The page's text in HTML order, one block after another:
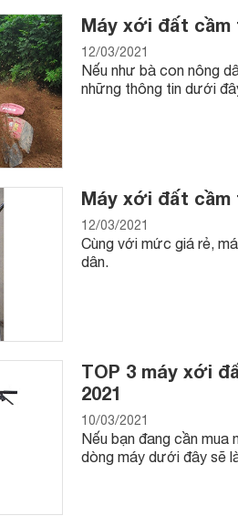
Máy xới đất cầm
12/03/2021
Nếu như bà con nông
những thông tin dưới
Máy xới đất cầm
12/03/2021
Cùng với mức giá rẻ,
dân.
TOP 3 máy xới
2021
10/03/2021
Nếu bạn đang cần mua
dòng máy dưới đây sẽ